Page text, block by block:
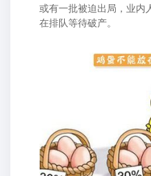
或有一批被迫出局，业内
在排队等待破产。